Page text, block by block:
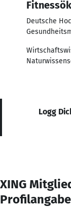
Deutsche
Logg
XING